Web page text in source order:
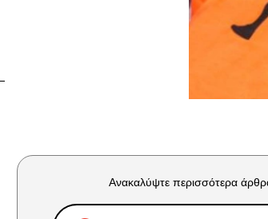
Ανακαλύψτε περισσότερα